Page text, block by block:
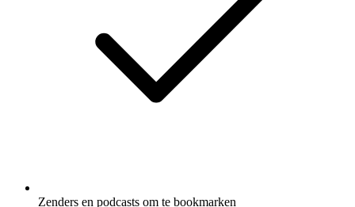
Zenders en podcasts om te bookmarken